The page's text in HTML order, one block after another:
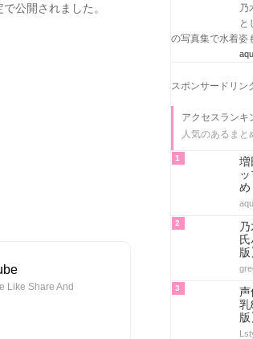
公開されました。
Like Share And
乃
と
の写真集で水着
スポンサードリン
アクセスランキ
人気のあるまと
1
増
め
2
版
3
声
乳
版